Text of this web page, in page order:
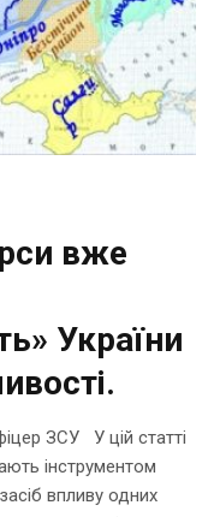
вже
України
ЗСУ У цій статті
інструментом
впливу одних